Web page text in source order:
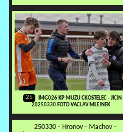
25
IMG026 KP MUZU CKOSTELEC - JICIN
20250330 FOTO VACLAV MLEJNEK
250330 - Hronov - Machov -